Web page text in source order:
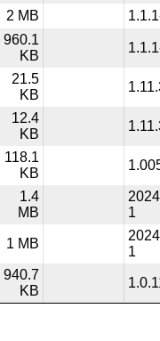
2 MB
960.1
KB
21.5
KB
12.4
KB
118.1
KB
1.4
MB
1
1 MB
1
940.7
KB